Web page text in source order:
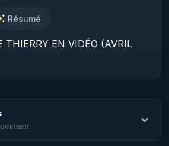
Résumé
THIERRY EN VIDÉO (AVRIL
presentation.html